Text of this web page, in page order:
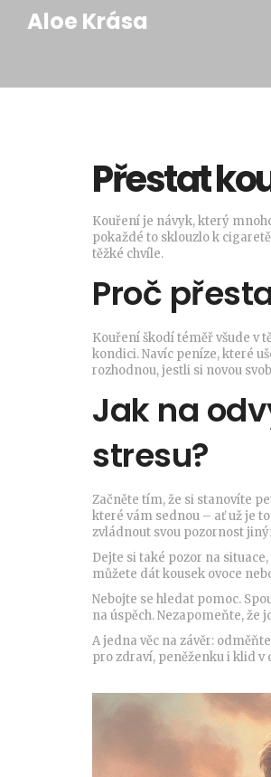
Aloe Krása
Přestat
Kouření je návyk, který
pokaždé to sklouzlo k
těžké chvíle.
Proč
Kouření škodí téměř všude v
kondici. Navíc peníze, které
rozhodnou, jestli si novou
Jak na
stresu?
Začněte tím, že si stanovíte
které vám sednou – ať už je
zvládnout svou pozornost
Dejte si také pozor na
můžete dát kousek ovoce
Nebojte se hledat pomoc.
na úspěch. Nezapomeňte, že
A jedna věc na závěr:
pro zdraví, peněženku i klid v